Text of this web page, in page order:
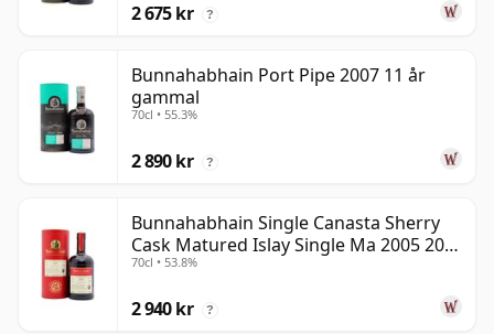
2 675 kr ?
Bunnahabhain Port Pipe 2007 11 år
gammal
70cl • 55.3%
2 890 kr ?
Bunnahabhain Single Canasta Sherry
Cask Matured Islay Single Ma 2005 20
år gammal
70cl • 53.8%
2 940 kr ?